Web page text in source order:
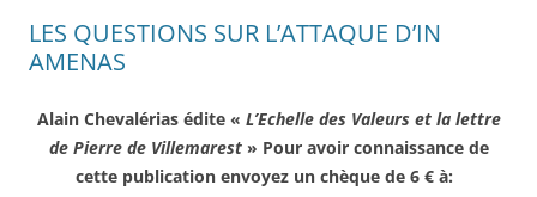
LES QUESTIONS SUR L’ATTAQUE D’IN
AMENAS
Alain Chevalérias édite « L’Echelle des Valeurs et la lettre
de Pierre de Villemarest» Pour avoir connaissance de
cette publication envoyez un chèque de 6 € à: